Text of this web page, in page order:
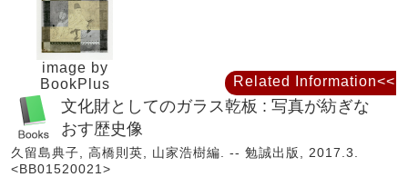
image by
BookPlus
文化財としてのガラス乾板 : 写真が紡ぎな
おす歴史像
久留島典子, 高橋則英, 山家浩樹編. -- 勉誠出版, 2017.3.
<BB01520021>
Related Information<<